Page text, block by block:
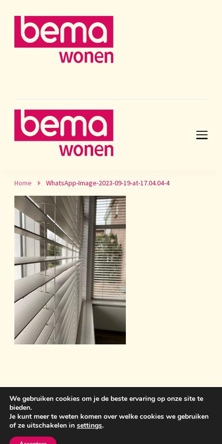
Home WhatsApp-Image-2023-09-19-at-17.04.04-4
Sint Anthonisweg 3 5831 AC Boxmeer 06 19859399
bemawonen@outlook.com
door
WP Delicious
We gebruiken cookies om je de beste ervaring op onze site te
bieden.
Je kunt meer te weten komen over welke cookies we gebruiken
of ze uitschakelen in settings.